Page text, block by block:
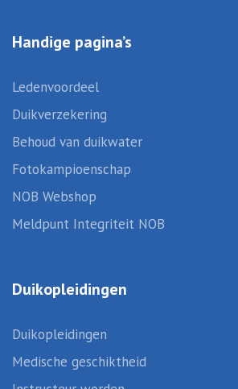
Handige pagina’s
Ledenvoordeel
Duikverzekering
Behoud van duikwater
Fotokampioenschap
NOB Webshop
Meldpunt Integriteit NOB
Duikopleidingen
Duikopleidingen
Medische geschiktheid